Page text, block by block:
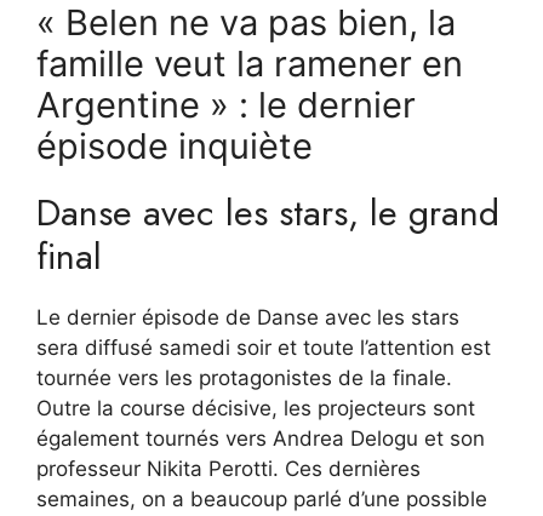
« Belen ne va pas bien, la
famille veut la ramener en
Argentine » : le dernier
épisode inquiète
Danse avec les stars, le grand
final
Le dernier épisode de Danse avec les stars
sera diffusé samedi soir et toute l’attention est
tournée vers les protagonistes de la finale.
Outre la course décisive, les projecteurs sont
également tournés vers Andrea Delogu et son
professeur Nikita Perotti. Ces dernières
semaines, on a beaucoup parlé d’une possible